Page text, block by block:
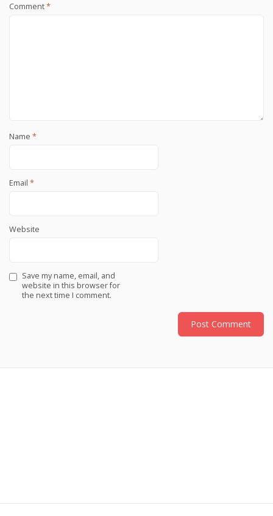
Comment*
Name *
Email *
Website
Save my name, email, and
website in this browser for
the next time I comment.